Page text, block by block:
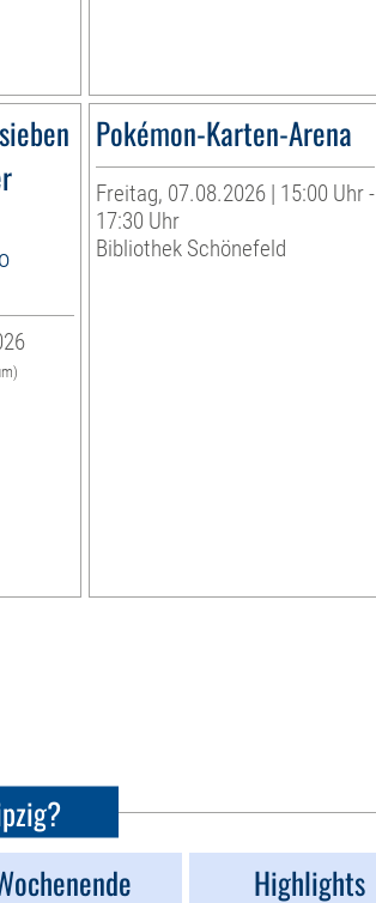
Pokémon-Karten-Arena
Freitag, 07.08.2026 | 15:00 Uhr -
17:30 Uhr
Bibliothek Schönefeld
Highlights